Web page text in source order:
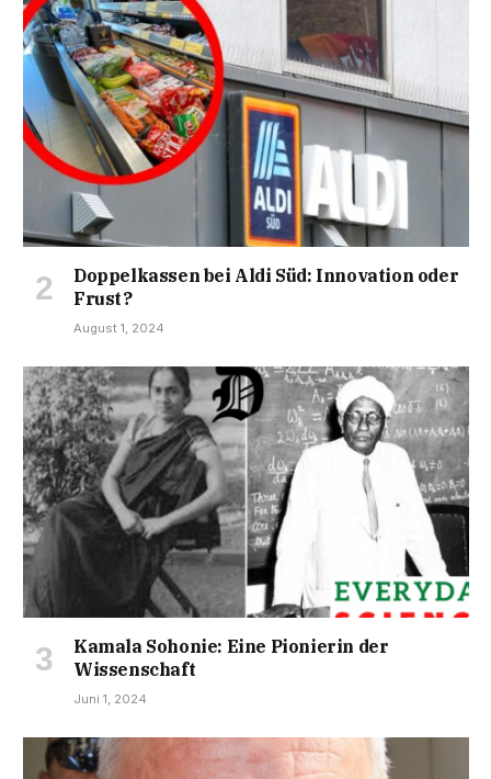
Doppelkassen bei Aldi Süd: Innovation oder
Frust?
August 1, 2024
Kamala Sohonie: Eine Pionierin der
Wissenschaft
Juni 1, 2024